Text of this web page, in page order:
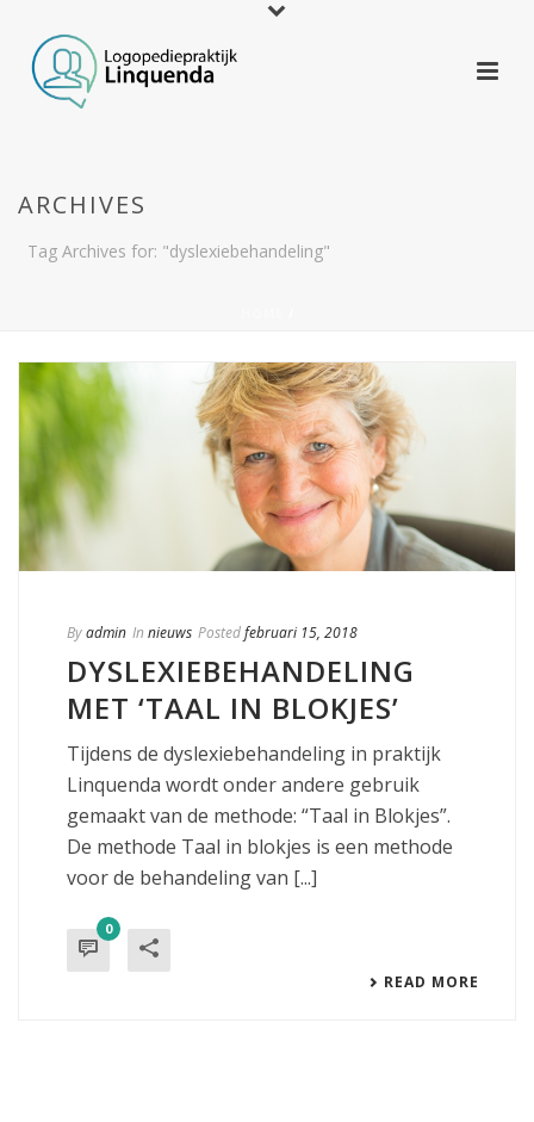
ARCHIVES
Tag Archives for: "dyslexiebehandeling"
Byadmin In nieuws Postedfebruari 15, 2018
DYSLEXIEBEHANDELING
MET ‘TAAL IN BLOKJES’
Tijdens de dyslexiebehandeling in praktijk
Linquenda wordt onder andere gebruik
gemaakt van de methode: “Taal in Blokjes”.
De methode Taal in blokjes is een methode
voor de behandeling van [...]
0
READ MORE